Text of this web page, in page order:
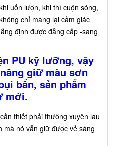
uốn lượn, khi thì cuộn sóng,
chỉ mang lại cảm giác
định được đẳng cấp -sang
PU kỹ lưỡng, vậy
giữ màu sơn
bẩn, sản phẩm
mới.
thiết phải thường xuyên lau
mà nó vẫn giữ được vẻ sáng